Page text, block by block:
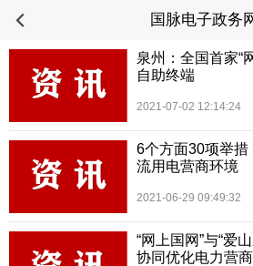
国脉电子政务
泉州：全国首家“
自助终端
2021-07-02 12:14:24
6个方面30项举措
流用电营商环境
2021-06-29 09:49:32
“网上国网”与“爱
协同优化电力营